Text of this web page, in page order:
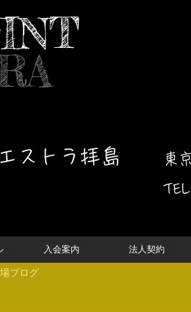
ストラ拝島
東
入会案内 法人契約
ブログ